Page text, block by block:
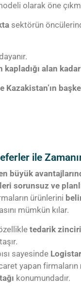
olarak öne
sektörün
alan
Kazakistan’ın
ile
büyük
sorunsuz ve
ürünlerini
mümkün kılar.
tedarik
sayesinde
yapan firmaların
konumundadır.